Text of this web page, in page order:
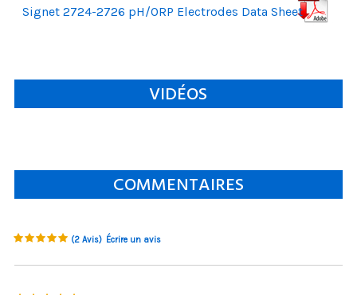
Signet 2724-2726 pH/ORP Electrodes Data Sheet
VIDÉOS
COMMENTAIRES
(2 Avis) Écrire un avis